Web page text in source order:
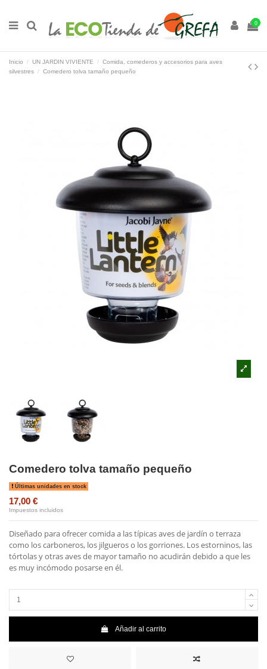
0
Inicio UN JARDIN VIVIENTE
Comida, comederos y accesorios para aves
silvestres
Comedero tolva tamaño pequeño
Comedero tolva tamaño pequeño
Últimas unidades en stock
17,00 €
Impuestos incluidos
Diseñado para ofrecer comida a las típicas aves de jardín o terraza
como los carboneros, los jilgueros o los gorriones. Los estorninos, las
tórtolas y otras aves de mayor tamaño no acudirán debido a que les
es muy incómodo posarse en él.
Añadir al carrito